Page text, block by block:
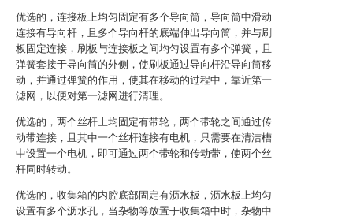
优选的，连接板上均匀固定有多个导向筒，导向筒中滑动
连接有导向杆，且多个导向杆的底端伸出导向筒，并与刷
板固定连接，刷板与连接板之间均匀设置有多个弹簧，且
弹簧套接于导向筒的外侧，使刷板通过导向杆沿导向筒移
动，并通过弹簧的作用，使其在移动的过程中，靠近第一
滤网，以便对第一滤网进行清理。
优选的，两个丝杆上均固定有带轮，两个带轮之间通过传
动带连接，且其中一个丝杆连接有电机，只需要在清洁槽
中设置一个电机，即可通过两个带轮和传动带，使两个丝
杆同时转动。
优选的，收集箱的内腔底部固定有沥水板，沥水板上均匀
设置有多个沥水孔，当杂物等放置于收集箱中时，杂物中